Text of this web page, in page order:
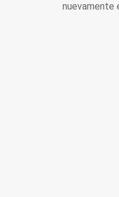
nuevamente